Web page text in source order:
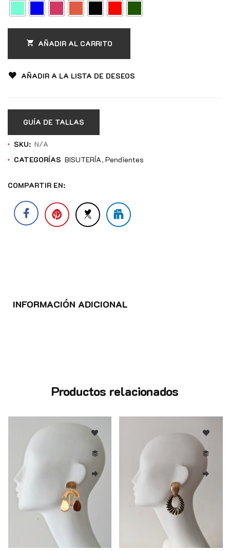
AÑADIR AL CARRITO
AÑADIR A LA LISTA DE DESEOS
GUÍA DE TALLAS
SKU: N/A
CATEGORÍAS BISUTERÍA Pendientes
COMPARTIR EN:
INFORMACIÓN ADICIONAL
Productos relacionados